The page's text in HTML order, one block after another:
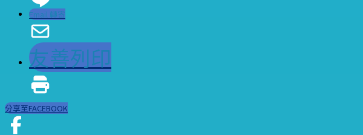
Email 轉寄
友善列印
分享至FACEBOOK